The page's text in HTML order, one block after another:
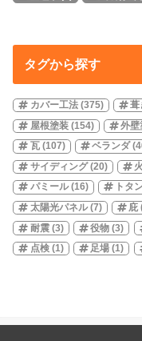
タグから探す
カバー工法(375) 葺
屋根塗装(154) 外壁
瓦(107) ベランダ
サイディング(20)
パミール(16) トタ
太陽光パネル(7) 庇
耐震(3) 役物 (3)
点検(1) 足場 (1)